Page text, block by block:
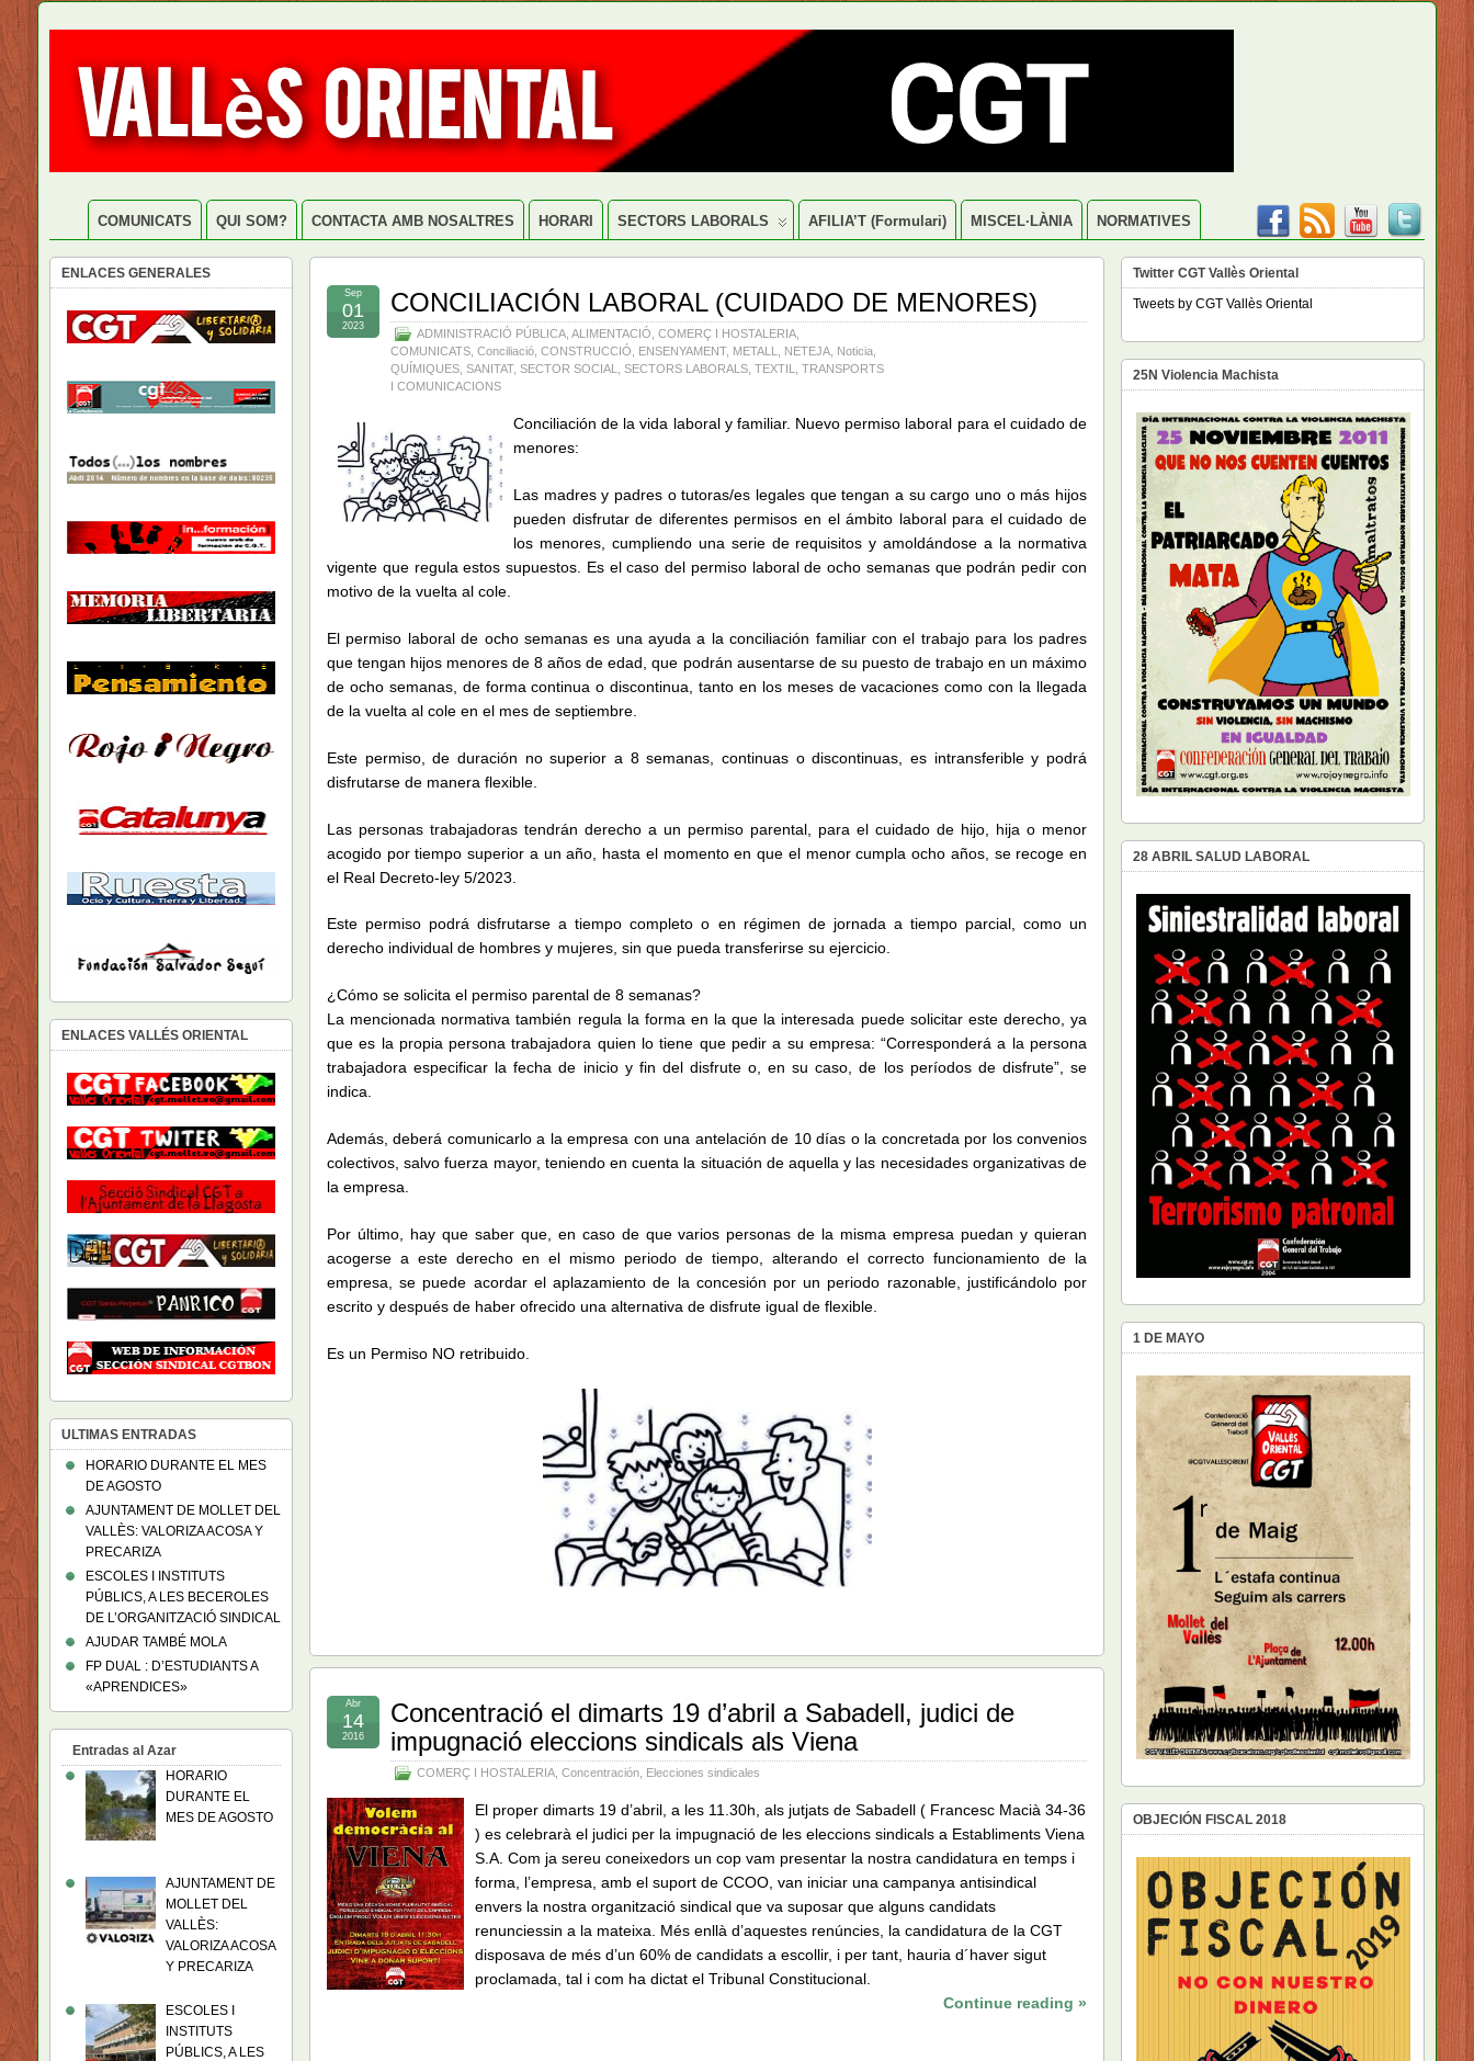
COMUNICATS QUI SOM? CONTACTA AMB NOSALTRES HORARI SECTORS LABORALS AFILIA’T (formulari) MISCEL·LÀNIA NORMATIVES
CONCILIACIÓN LABORAL (CUIDADO DE MENORES)
ADMINISTRACIÓ PÚBLICA ALIMENTACIÓ COMERÇ I HOSTALERIA
COMUNICATS Conciliació CONSTRUCCIÓ ENSENYAMENT, METALL NETEJA Noticia
QUÍMIQUES SANITAT, SECTOR SOCIAL SECTORS LABORALS TEXTIL
TRANSPORTS
I COMUNICACIONS
Sep
01
2023
Conciliación de la vida laboral y familiar. Nuevo permiso laboral para el cuidado de
menores:
Las madres y padres o tutoras/es legales que tengan a su cargo uno o más hijos
pueden disfrutar de diferentes permisos en el ámbito laboral para el cuidado de
los menores, cumpliendo una serie de requisitos y amoldándose a la normativa
vigente que regula estos supuestos. Es el caso del permiso laboral de ocho semanas que podrán pedir con
motivo de la vuelta al cole.
El permiso laboral de ocho semanas es una ayuda a la conciliación familiar con el trabajo para los padres
que tengan hijos menores de 8 años de edad, que podrán ausentarse de su puesto de trabajo en un máximo
de ocho semanas, de forma continua o discontinua, tanto en los meses de vacaciones como con la llegada
de la vuelta al cole en el mes de septiembre.
Este permiso, de duración no superior a 8 semanas, continuas o discontinuas, es intransferible y podrá
disfrutarse de manera flexible.
Las personas trabajadoras tendrán derecho a un permiso parental, para el cuidado de hijo, hija o menor
acogido por tiempo superior a un año, hasta el momento en que el menor cumpla ocho años, se recoge en
el Real Decreto-ley 5/2023.
Este permiso podrá disfrutarse a tiempo completo o en régimen de jornada a tiempo parcial, como un
derecho individual de hombres y mujeres, sin que pueda transferirse su ejercicio.
¿Cómo se solicita el permiso parental de 8 semanas?
La mencionada normativa también regula la forma en la que la interesada puede solicitar este derecho, ya
que es la propia persona trabajadora quien lo tiene que pedir a su empresa: “Corresponderá a la persona
trabajadora especificar la fecha de inicio y fin del disfrute o, en su caso, de los períodos de disfrute”, se
indica.
Además, deberá comunicarlo a la empresa con una antelación de 10 días o la concretada por los convenios
colectivos, salvo fuerza mayor, teniendo en cuenta la situación de aquella y las necesidades organizativas de
la empresa.
Por último, hay que saber que, en caso de que varios personas de la misma empresa puedan y quieran
acogerse a este derecho en el mismo periodo de tiempo, alterando el correcto funcionamiento de la
empresa, se puede acordar el aplazamiento de la concesión por un periodo razonable, justificándolo por
escrito y después de haber ofrecido una alternativa de disfrute igual de flexible.
Es un Permiso NO retribuido.
Concentració el dimarts 19 d’abril a Sabadell, judici de
impugnació eleccions sindicals als Viena
COMERÇ I HOSTALERIA Concentración Elecciones sindicales
Abr
14
2016
El proper dimarts 19 d’abril, a les 11.30h, als jutjats de Sabadell ( Francesc Macià 34-36
) es celebrarà el judici per la impugnació de les eleccions sindicals a Establiments Viena
S.A. Com ja sereu coneixedors un cop vam presentar la nostra candidatura en temps i
forma, l’empresa, amb el suport de CCOO, van iniciar una campanya antisindical
envers la nostra organització sindical que va suposar que alguns candidats
renunciessin a la mateixa. Més enllà d’aquestes renúncies, la candidatura de la CGT
disposava de més d’un 60% de candidats a escollir, i per tant, hauria d´haver sigut
proclamada, tal i com ha dictat el Tribunal Constitucional.
Continue reading »
ENLACES GENERALES
ENLACES VALLÉS ORIENTAL
ULTIMAS ENTRADAS
HORARIO DURANTE EL MES
DE AGOSTO
AJUNTAMENT DE MOLLET DEL
VALLÈS: VALORIZA ACOSA Y
PRECARIZA
ESCOLES I INSTITUTS
PÚBLICS, A LES BECEROLES
DE L’ORGANITZACIÓ SINDICAL
AJUDAR TAMBÉ MOLA
FP DUAL : D’ESTUDIANTS A
«APRENDICES»
Entradas al Azar
HORARIO
DURANTE EL
MES DE AGOSTO
AJUNTAMENT DE
MOLLET DEL
VALLÈS:
VALORIZA ACOSA
Y PRECARIZA
ESCOLES I
INSTITUTS
PÚBLICS, A LES
Twitter CGT Vallès Oriental
Tweets by CGT Vallès Oriental
25N Violencia Machista
28 ABRIL SALUD LABORAL
1 DE MAYO
OBJECIÓN FISCAL 2018